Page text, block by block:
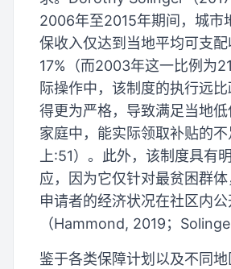
2006年至2015年期间，城市
保收入仅达到当地平均可支配
17%（而2003年这一比例为
际操作中，该制度的执行远
得更为严格，导致满足当地
家庭中，能实际领取补贴的不
上:51）。此外，该制度具有
应，因为它仅针对最贫困群
申请者的经济状况在社区内
（Hammond, 2019；
鉴于各类保障计划以及不同